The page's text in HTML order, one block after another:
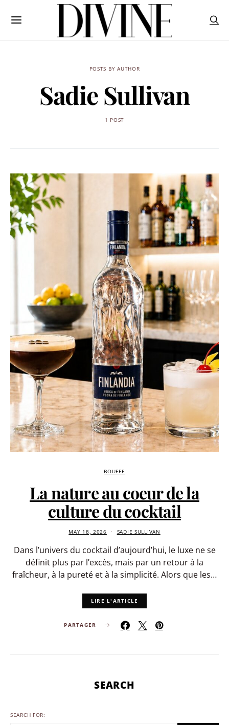
POSTS BY AUTHOR
Sadie Sullivan
1 POST
BOUFFE
La nature au coeur de la
culture du cocktail
MAY 18, 2026 SADIE SULLIVAN
Dans l’univers du cocktail d’aujourd’hui, le luxe ne se
définit plus par l’excès, mais par un retour à la
fraîcheur, à la pureté et à la simplicité. Alors que les…
LIRE L'ARTICLE
PARTAGER
SEARCH
SEARCH FOR: